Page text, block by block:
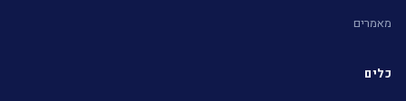
מאמרים
כלים